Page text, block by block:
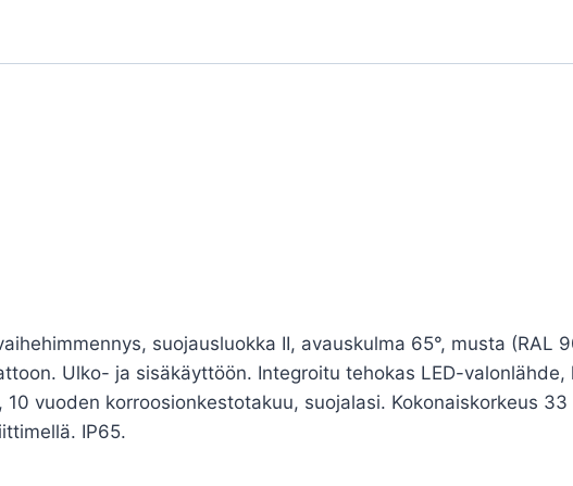
suojausluokka II, avauskulma 65°, musta (RAL
Ulko- ja sisäkäyttöön. Integroitu tehokas LED-
vuoden korroosionkestotakuu, suojalasi. Kokonaiskorkeus
IP65.